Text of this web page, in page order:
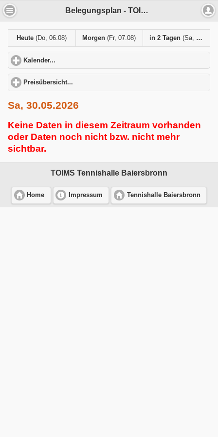
Belegungsplan - TOIMS Tennishalle Baiersbronn
Heute(Do, 06.08) Morgen(Fr, 07.08) in 2 Tagen (Sa, 08.08)
Kalender...
Preisübersicht...
Sa, 30.05.2026
Keine Daten in diesem Zeitraum vorhanden
oder Daten noch nicht bzw. nicht mehr
sichtbar.
TOIMS Tennishalle Baiersbronn
Home Impressum Tennishalle Baiersbronn